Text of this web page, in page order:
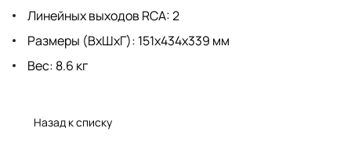
Линейных выходов RCA: 2
Размеры (ВхШхГ): 151х434х339 мм
Вес: 8.6 кг
Назад к списку